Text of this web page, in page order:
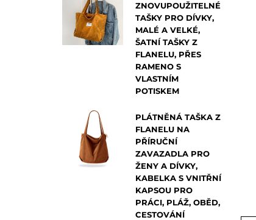
ZNOVUPOUŽITELNÉ
TAŠKY PRO DÍVKY,
MALÉ A VELKÉ,
ŠATNÍ TAŠKY Z
FLANELU, PŘES
RAMENO S
VLASTNÍM
POTISKEM
PLÁTNĚNÁ TAŠKA Z
FLANELU NA
PŘÍRUČNÍ
ZAVAZADLA PRO
ŽENY A DÍVKY,
KABELKA S VNITŘNÍ
KAPSOU PRO
PRÁCI, PLÁŽ, OBĚD,
CESTOVÁNÍ